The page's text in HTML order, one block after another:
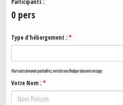
Participants :
0 pers
Type d'hébergement :*
Pour toutes demandes particulières, merci de nous l'indiquer dans votre message.
Votre Nom :*